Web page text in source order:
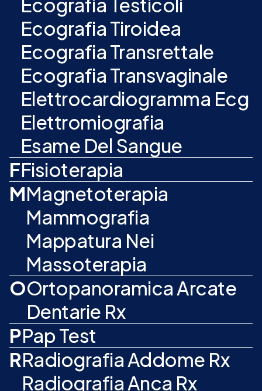
Ecografia Testicoli
Ecografia Tiroidea
Ecografia Transrettale
Ecografia Transvaginale
Elettrocardiogramma Ecg
Elettromiografia
Esame Del Sangue
FFisioterapia
MMagnetoterapia
Mammografia
Mappatura Nei
Massoterapia
OOrtopanoramica Arcate
Dentarie Rx
PPap Test
RRadiografia Addome Rx
Radiografia Anca Rx